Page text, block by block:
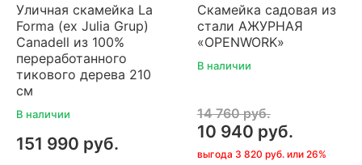
Уличная скамейка La
Forma (ex Julia Grup)
Canadell из 100%
переработанного
тикового дерева 210
см
В наличии
151 990 руб.
Скамейка садовая из
стали АЖУРНАЯ
«OPENWORK»
В наличии
14 760 руб.
10 940 руб.
выгода 3 820 руб. или 26%